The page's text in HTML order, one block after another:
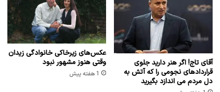
آقای تاج! اگر هنر دارید جلوی
قراردادهای نجومی را که آتش به
دل مردم می اندازد بگیرید
عکس‌های زیرخاکی خانوادگی زیدان
وقتی هنوز مشهور نبود
1 هفته پیش